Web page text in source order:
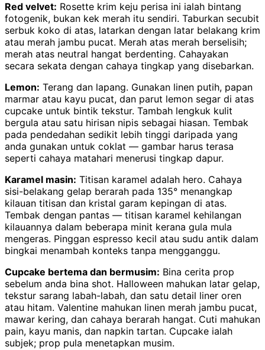
Red velvet: Rosette krim keju perisa ini ialah bintang
fotogenik, bukan kek merah itu sendiri. Taburkan secubit
serbuk koko di atas, latarkan dengan latar belakang krim
atau merah jambu pucat. Merah atas merah berselisih;
merah atas neutral hangat berdenting. Cahayakan
secara sekata dengan cahaya tingkap yang disebarkan.
Lemon: Terang dan lapang. Gunakan linen putih, papan
marmar atau kayu pucat, dan parut lemon segar di atas
cupcake untuk bintik tekstur. Tambah lengkuk kulit
bergula atau satu hirisan nipis sebagai hiasan. Tembak
pada pendedahan sedikit lebih tinggi daripada yang
anda gunakan untuk coklat — gambar harus terasa
seperti cahaya matahari menerusi tingkap dapur.
Karamel masin: Titisan karamel adalah hero. Cahaya
sisi-belakang gelap berarah pada 135° menangkap
kilauan titisan dan kristal garam kepingan di atas.
Tembak dengan pantas — titisan karamel kehilangan
kilauannya dalam beberapa minit kerana gula mula
mengeras. Pinggan espresso kecil atau sudu antik dalam
bingkai menambah konteks tanpa mengganggu.
Cupcake bertema dan bermusim: Bina cerita prop
sebelum anda bina shot. Halloween mahukan latar gelap,
tekstur sarang labah-labah, dan satu detail liner oren
atau hitam. Valentine mahukan linen merah jambu pucat,
mawar kering, dan cahaya berarah hangat. Cuti mahukan
pain, kayu manis, dan napkin tartan. Cupcake ialah
subjek; prop pula menetapkan musim.